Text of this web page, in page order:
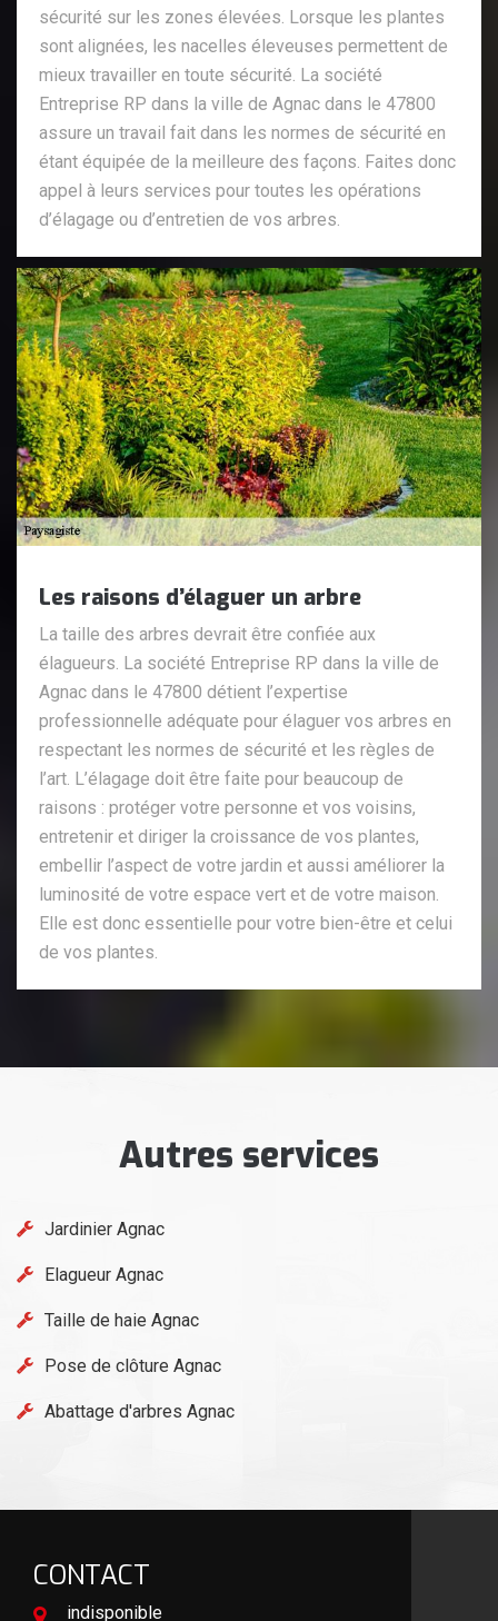
sécurité sur les zones élevées. Lorsque les plantes
sont alignées, les nacelles éleveuses permettent de
mieux travailler en toute sécurité. La société
Entreprise RP dans la ville de Agnac dans le 47800
assure un travail fait dans les normes de sécurité en
étant équipée de la meilleure des façons. Faites donc
appel à leurs services pour toutes les opérations
d’élagage ou d’entretien de vos arbres.
Les raisons d’élaguer un arbre
La taille des arbres devrait être confiée aux
élagueurs. La société Entreprise RP dans la ville de
Agnac dans le 47800 détient l’expertise
professionnelle adéquate pour élaguer vos arbres en
respectant les normes de sécurité et les règles de
l’art. L’élagage doit être faite pour beaucoup de
raisons : protéger votre personne et vos voisins,
entretenir et diriger la croissance de vos plantes,
embellir l’aspect de votre jardin et aussi améliorer la
luminosité de votre espace vert et de votre maison.
Elle est donc essentielle pour votre bien-être et celui
de vos plantes.
Autres services
Jardinier Agnac
Elagueur Agnac
Taille de haie Agnac
Pose de clôture Agnac
Abattage d'arbres Agnac
CONTACT
indisponible